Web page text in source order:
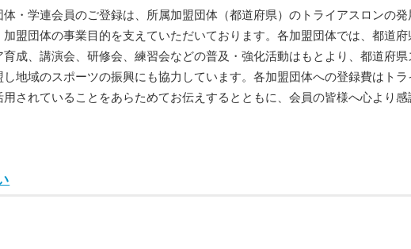
体・学連会員のご登録は、所属加盟団体（都道府県）のトライアスロンの発
盟団体の事業目的を支えていただいております。各加盟団体では、都道府
成、講演会、研修会、練習会などの普及・強化活動はもとより、都道府県
地域のスポーツの振興にも協力しています。各加盟団体への登録費はトラ
されていることをあらためてお伝えするとともに、会員の皆様へ心より感